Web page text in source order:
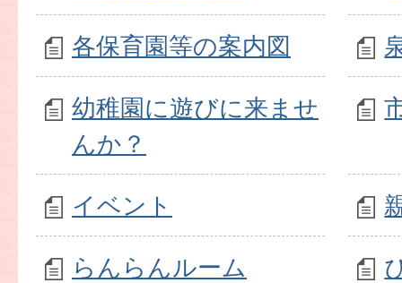
各保育園等の案内図
幼稚園に遊びに来ませ
んか？
イベント
らんらんルーム